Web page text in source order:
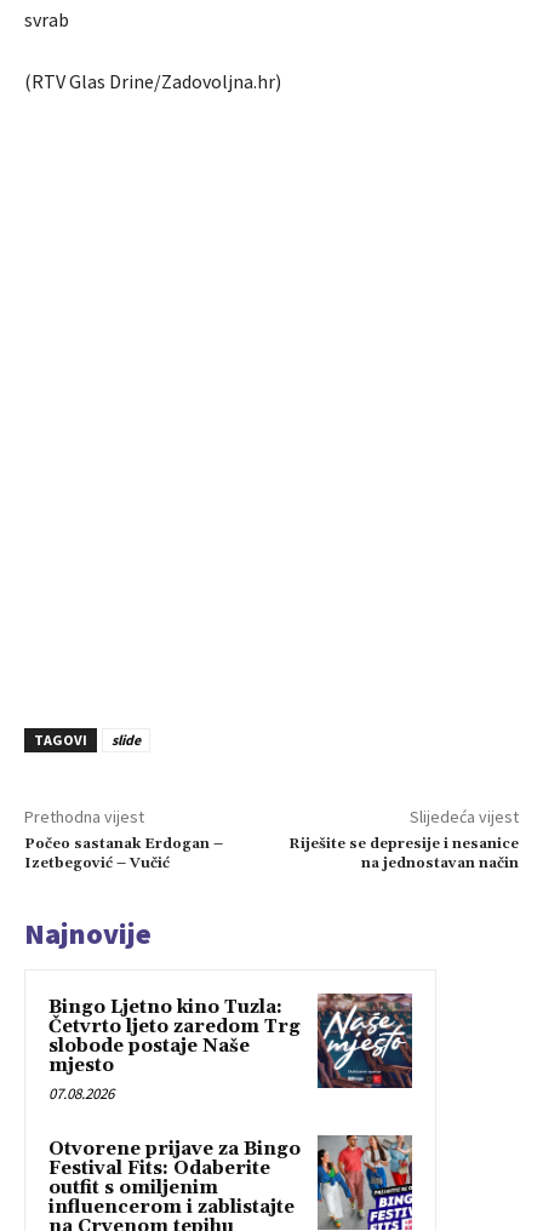
svrab
(RTV Glas Drine/Zadovoljna.hr)
TAGOVI slide
Prethodna vijest
Počeo sastanak Erdogan –
Izetbegović – Vučić
Slijedeća vijest
Riješite se depresije i nesanice
na jednostavan način
Najnovije
Bingo Ljetno kino Tuzla:
Četvrto ljeto zaredom Trg
slobode postaje Naše
mjesto
07.08.2026
Otvorene prijave za Bingo
Festival Fits: Odaberite
outfit s omiljenim
influencerom i zablistajte